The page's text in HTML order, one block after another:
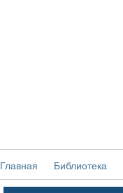
Главная Библиотека